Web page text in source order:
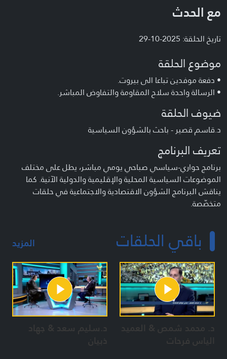
مع الحدث
تاريخ الحلقة: 2025-10-29
موضوع الحلقة
• دفعة موفدين تباعا الى بيروت.
• الرسالة واحدة سلاح المقاومة والتفاوض المباشر.
ضيوف الحلقة
د.قاسم قصير - باحث بالشؤون السياسية
تعريف البرنامج
برنامج حواري-سياسي صباحي يومي مباشر، يطل على مختلف
الموضوعات السياسية المحلية والإقليمية والدولية الآنية. كما
يناقش البرنامج الشؤون الاقتصادية والاجتماعية في حلقات
متخصّصة.
تقديم :
محمّد شري - علي قصير- محمّد قازان - منى طحيني - سهيل دياب
- أحمد ياسين
فريق العمل :
حسين حيدر
زياد جعفر
ذوالفقار شمص
باقي الحلقات المزيد
د. محمد شمص & العميد
الياس فرحات
د.سليم سعد & جهاد
ذبيان